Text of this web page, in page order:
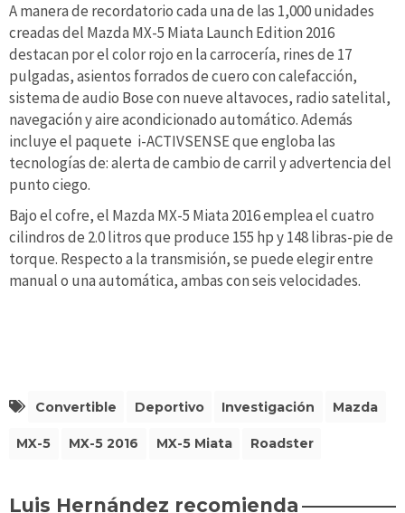
A manera de recordatorio cada una de las 1,000 unidades
creadas del Mazda MX-5 Miata Launch Edition 2016
destacan por el color rojo en la carrocería, rines de 17
pulgadas, asientos forrados de cuero con calefacción,
sistema de audio Bose con nueve altavoces, radio satelital,
navegación y aire acondicionado automático. Además
incluye el paquete i-ACTIVSENSE que engloba las
tecnologías de: alerta de cambio de carril y advertencia del
punto ciego.
Bajo el cofre, el Mazda MX-5 Miata 2016 emplea el cuatro
cilindros de 2.0 litros que produce 155 hp y 148 libras-pie de
torque. Respecto a la transmisión, se puede elegir entre
manual o una automática, ambas con seis velocidades.
Convertible Deportivo Investigación Mazda
MX-5 MX-5 2016 MX-5 Miata Roadster
Luis Hernández recomienda